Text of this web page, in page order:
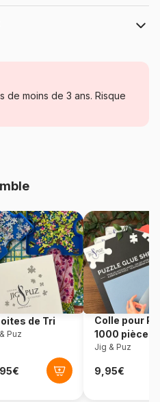
Clementoni-25291
8005125252916
48 pièces
21 x 20 cm
de moins de 3 ans. Risque
de Tri
Puz
Colle pour
1000 pièces
Jig & Puz